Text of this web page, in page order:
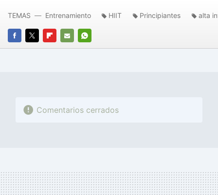
FACEBOOK
TWITTERFLIPBOARD
E-
WHATSAPP
TEMAS Entrenamiento HIIT Principiantes alta
Comentarios cerrados